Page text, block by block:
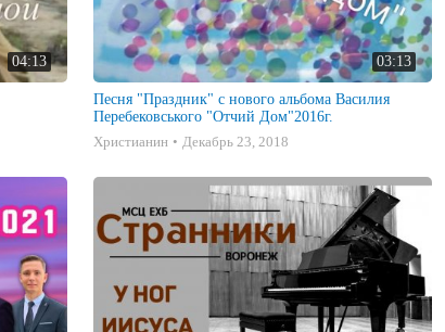
04:13 03:13
Песня "Праздник" с нового альбома Василия
Перебековського "Отчий Дом"2016г.
Христианин
Декабрь 23, 2018